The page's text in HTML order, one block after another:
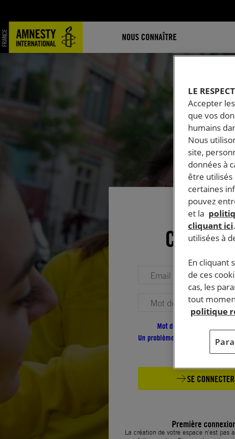
NOUS CONNAÎTRE
Votre adresse email (obligatoire)
Votre mot de passe (obligatoire)
Mot de passe oublié ?
Un problème de connexion ?
SE CONNECTER
Première
La création de votre espace n’est pas
LE
Accepter
que vos
humains
Nous
site,
données à
être utilisés
certaines
pouvez
et la
cliquant ici
utilisées à
En cliquant
de ces
cas, les
tout
politique